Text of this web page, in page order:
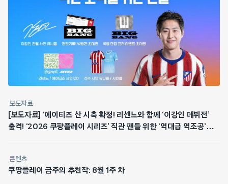
보도자료
[보도자료] ‘에이티즈 산 시축 확정! 리센느와 함께 ‘이강인 데뷔전’
출격! ‘2026 쿠팡플레이 시리즈’ 직관 팬들 위한 ‘역대급 역조공’
콘텐츠
쿠팡플레이 금주의 추천작: 8월 1주 차